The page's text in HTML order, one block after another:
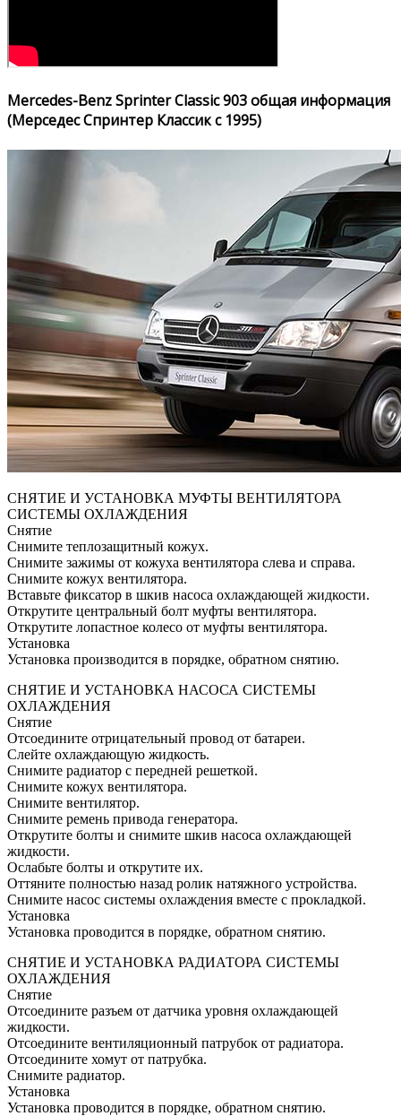
Mercedes-Benz Sprinter Classic 903 общая информация
(Мерседес Спринтер Классик с 1995)
СНЯТИЕ И УСТАНОВКА МУФТЫ ВЕНТИЛЯТОРА
СИСТЕМЫ ОХЛАЖДЕНИЯ
Снятие
Снимите теплозащитный кожух.
Снимите зажимы от кожуха вентилятора слева и справа.
Снимите кожух вентилятора.
Вставьте фиксатор в шкив насоса охлаждающей жидкости.
Открутите центральный болт муфты вентилятора.
Открутите лопастное колесо от муфты вентилятора.
Установка
Установка производится в порядке, обратном снятию.
СНЯТИЕ И УСТАНОВКА НАСОСА СИСТЕМЫ
ОХЛАЖДЕНИЯ
Снятие
Отсоедините отрицательный провод от батареи.
Слейте охлаждающую жидкость.
Снимите радиатор с передней решеткой.
Снимите кожух вентилятора.
Снимите вентилятор.
Снимите ремень привода генератора.
Открутите болты и снимите шкив насоса охлаждающей
жидкости.
Ослабьте болты и открутите их.
Оттяните полностью назад ролик натяжного устройства.
Снимите насос системы охлаждения вместе с прокладкой.
Установка
Установка проводится в порядке, обратном снятию.
СНЯТИЕ И УСТАНОВКА РАДИАТОРА СИСТЕМЫ
ОХЛАЖДЕНИЯ
Снятие
Отсоедините разъем от датчика уровня охлаждающей
жидкости.
Отсоедините вентиляционный патрубок от радиатора.
Отсоедините хомут от патрубка.
Снимите радиатор.
Установка
Установка проводится в порядке, обратном снятию.